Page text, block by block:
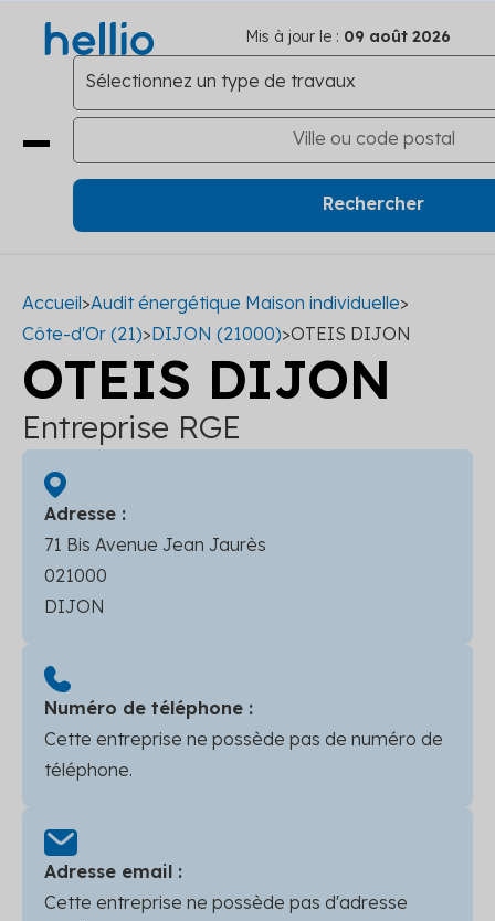
Mis à jour le : 09 août 2026
Accueil>Audit énergétique Maison individuelle>
Côte-d'Or (21)>DIJON (21000)>OTEIS DIJON
OTEIS DIJON
Entreprise RGE
Adresse :
71 Bis Avenue Jean Jaurès
021000
DIJON
Numéro de téléphone :
Cette entreprise ne possède pas de numéro de
téléphone.
Adresse email :
Cette entreprise ne possède pas d'adresse